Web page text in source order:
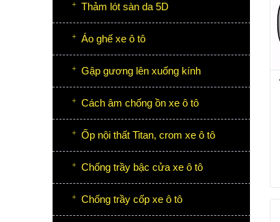
Thảm lót sàn da 5D
Áo ghế xe ô tô
Gập gương lên xuống kính
Cách âm chống ồn xe ô tô
Ốp nội thất Titan, crom xe ô tô
Chống trầy bậc cửa xe ô tô
Chống trầy cốp xe ô tô